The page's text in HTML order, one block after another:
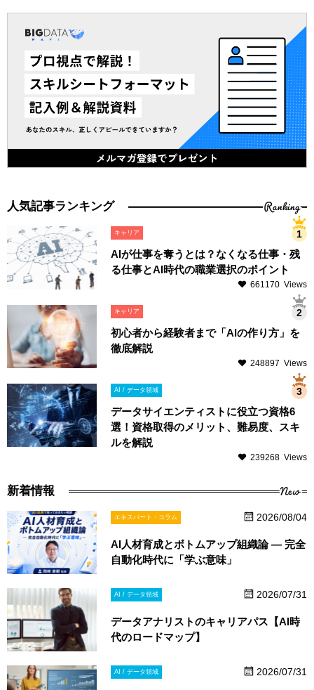
人気記事ランキング Ranking
キャリア
AIが仕事を奪うとは？なくなる仕事・残
る仕事とAI時代の職業選択のポイント
661170 Views
キャリア
初心者から経験者まで「AIの作り方」を
徹底解説
248897 Views
AI / データ領域
データサイエンティストに役立つ資格6
選！資格取得のメリット、難易度、スキ
ルを解説
239268 Views
新着情報 New
エキスパート・コラム 2026/08/04
AI人材育成とボトムアップ組織論 ― 完全
自動化時代に「学ぶ意味」
AI / データ領域 2026/07/31
データアナリストのキャリアパス【AI時
代のロードマップ】
AI / データ領域 2026/07/31